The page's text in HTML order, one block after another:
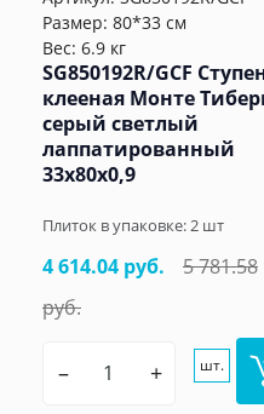
Размер: 80*33 см
Вес: 6.9 кг
SG850192R/GCF
клееная Монте
серый светлый
лаппатированный
33x80x0,9
Плиток в упаковке:2 шт
4 614.04 руб.
5 781.58
руб.
– + шт.